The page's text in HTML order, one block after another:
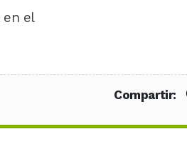
en el
Compartir: